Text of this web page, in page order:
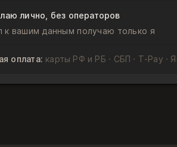
лично, без операторов
к вашим данным получаю только я
оплата: карты РФ и РБ · СБП · T‑Pay ·